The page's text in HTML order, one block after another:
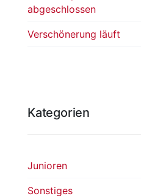
abgeschlossen
Verschönerung läuft
Kategorien
Junioren
Sonstiges